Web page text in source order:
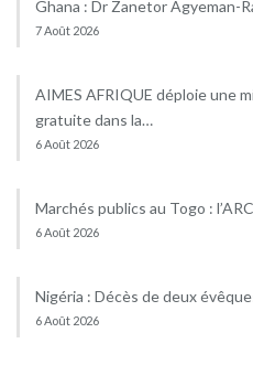
Ghana : Dr Zanetor Agyeman-
7 Août 2026
AIMES AFRIQUE déploie une
gratuite dans la…
6 Août 2026
Marchés publics au Togo :
6 Août 2026
Nigéria : Décès de deux
6 Août 2026